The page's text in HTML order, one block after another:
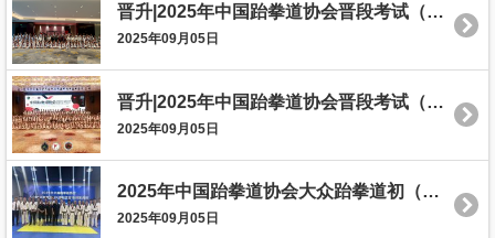
晋升|2025年中国跆拳道协会晋段考试（浙江舟山站）圆满结束！
2025年09月05日
晋升|2025年中国跆拳道协会晋段考试（浙江宁波站）圆满结束！
2025年09月05日
2025年中国跆拳道协会大众跆拳道初（中）级教练员及晋级考官培训（复训）班（宁波站）圆满落幕
2025年09月05日